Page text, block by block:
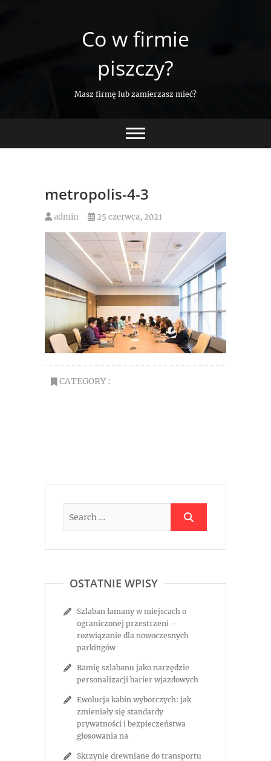
Co w firmie
piszczy?
Masz firmę lub zamierzasz mieć?
metropolis-4-3
admin 25 czerwca, 2021
CATEGORY :
OSTATNIE WPISY
Szlaban łamany w miejscach o
ograniczonej przestrzeni –
rozwiązanie dla nowoczesnych
parkingów
Ramię szlabanu jako narzędzie
personalizacji barier wjazdowych
Ewolucja kabin wyborczych: jak
zmieniały się standardy
prywatności i bezpieczeństwa
głosowania na
Skrzynie drewniane do transportu